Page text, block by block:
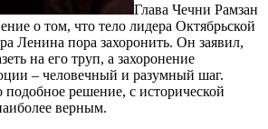
Глава Чечни Рамзан
о том, что тело лидера Октябрьской
Ленина пора захоронить. Он заявил,
на его труп, а захоронение
– человечный и разумный шаг.
подобное решение, с исторической
верным.